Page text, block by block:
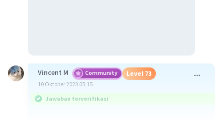
Vincent M Community Level 73
10 Oktober 2023 05:15
Jawaban terverifikasi